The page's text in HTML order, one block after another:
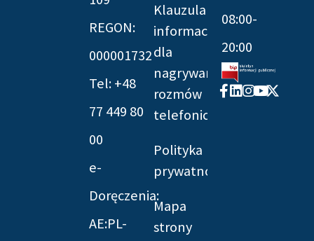
REGON:
000001732
Tel: +48
77 449 80
00
e-
Doręczenia:
AE:PL-
Klauzula
informacyjna
dla
nagrywania
rozmów
telefonicznych
Polityka
prywatności
Mapa
strony
08:00-
20:00
Facebook-
f
Linkedin
Instagram
Youtube
X-